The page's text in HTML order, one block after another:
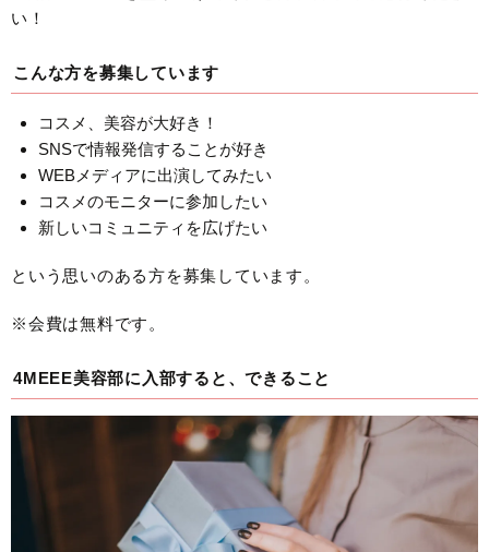
い！
こんな方を募集しています
コスメ、美容が大好き！
SNSで情報発信することが好き
WEBメディアに出演してみたい
コスメのモニターに参加したい
新しいコミュニティを広げたい
という思いのある方を募集しています。
※会費は無料です。
4MEEE美容部に入部すると、できること